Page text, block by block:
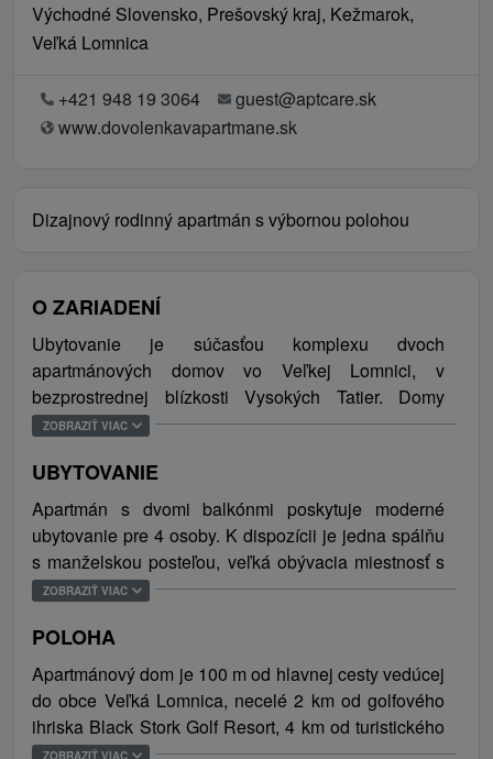
Východné Slovensko, Prešovský kraj, Kežmarok,
Veľká Lomnica
+421 948 19 3064
guest@aptcare.sk
www.dovolenkavapartmane.sk
Dizajnový rodinný apartmán s výbornou polohou
O ZARIADENÍ
Ubytovanie je súčasťou komplexu dvoch
apartmánových domov vo Veľkej Lomnici, v
bezprostrednej blízkosti Vysokých Tatier. Domy
situované v tichej lokalite, na okraji obce, navodzujú
apartmánov sú k dispozícii všetky služby komplexu
ako 24-hodinový klientsky servis (non-stop recepcia,
upratovacie a servisné služby), multifunkčné ihriská
s technickým povrchom na tenis, futbal, basketbal a
volejbal (požičovňa športového vybavenia), cvičné
golfové odpalisko a wellness centrum (za poplatok),
vyhradené miesta pre oddych s lavičkami, záhradný
jazierko, detské ihrisko s preliezkami a v prípade
nepriaznivého počasia aj detský kútik v
apartmánovom dome. Teplá voda a samotné
ZOBRAZIŤ VIAC
UBYTOVANIE
Apartmán s dvomi balkónmi poskytuje moderné
ubytovanie pre 4 osoby. K dispozícii je jedna spálňu
s manželskou posteľou, veľká obývacia miestnosť s
rozkladacou sedačkou, ktorá je spojená s plne
ďaľšiemu vybaveniu patrí TV s plochou obrazovkou,
free WiFi pripojenie na internet a kúpeľňa vybavená
sprchovým kútom, umývadlom a fénom.
ZOBRAZIŤ VIAC
POLOHA
Apartmánový dom je 100 m od hlavnej cesty vedúcej
do obce Veľká Lomnica, necelé 2 km od golfového
ihriska Black Stork Golf Resort, 4 km od turistického
a lyžiarskeho strediska Tatranskej Lomnice a 8 km
ZOBRAZIŤ VIAC